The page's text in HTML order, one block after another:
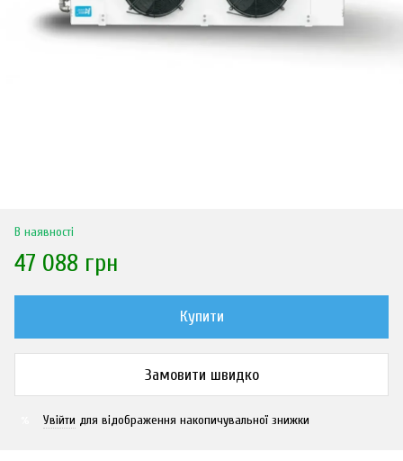
В наявності
47 088 грн
Купити
Замовити швидко
Увійти для відображення накопичувальної знижки